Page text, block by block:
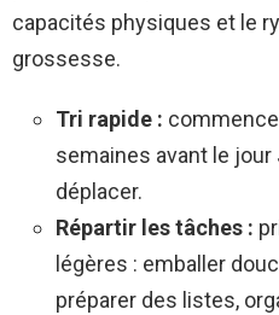
capacités physiques et le
grossesse.
Tri rapide :
semaines avant le
déplacer.
Répartir les tâches :
légères : emballer
préparer des listes,